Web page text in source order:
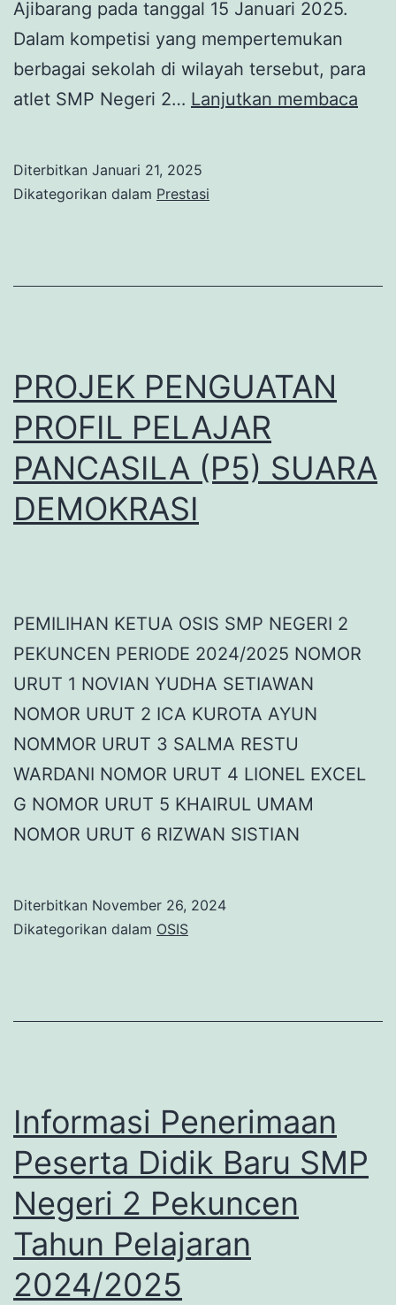
Ajibarang pada tanggal 15 Januari 2025.
Dalam kompetisi yang mempertemukan
berbagai sekolah di wilayah tersebut, para
atlet SMP Negeri 2… Lanjutkan membaca
Diterbitkan Januari 21, 2025
Dikategorikan dalam Prestasi
PROJEK PENGUATAN
PROFIL PELAJAR
PANCASILA (P5) SUARA
DEMOKRASI
PEMILIHAN KETUA OSIS SMP NEGERI 2
PEKUNCEN PERIODE 2024/2025 NOMOR
URUT 1 NOVIAN YUDHA SETIAWAN
NOMOR URUT 2 ICA KUROTA AYUN
NOMMOR URUT 3 SALMA RESTU
WARDANI NOMOR URUT 4 LIONEL EXCEL
G NOMOR URUT 5 KHAIRUL UMAM
NOMOR URUT 6 RIZWAN SISTIAN
Diterbitkan November 26, 2024
Dikategorikan dalam OSIS
Informasi Penerimaan
Peserta Didik Baru SMP
Negeri 2 Pekuncen
Tahun Pelajaran
2024/2025